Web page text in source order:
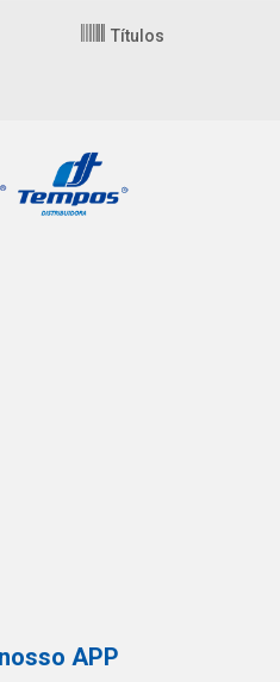
Títulos
APP